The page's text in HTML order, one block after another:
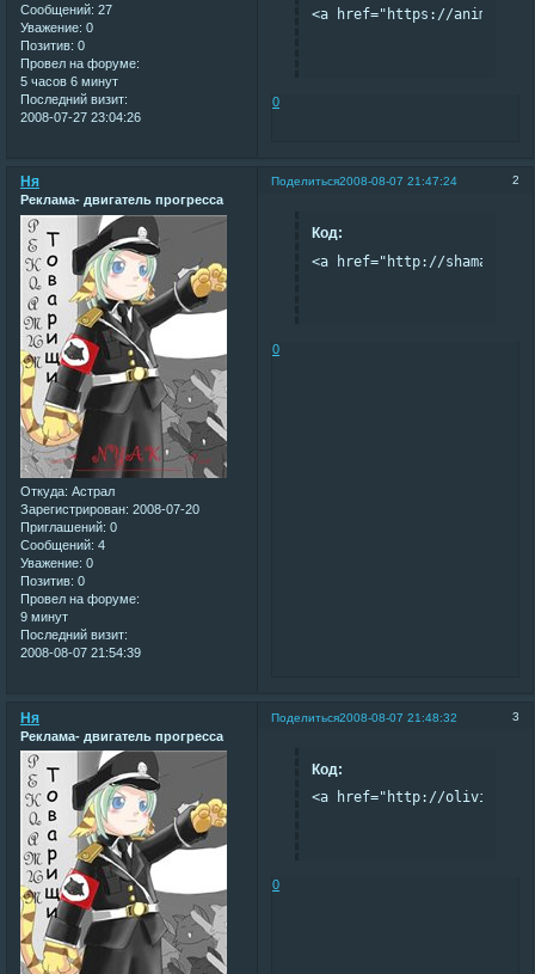
Сообщений: 27
Уважение: 0
Позитив: 0
Провел на форуме:
5 часов 6 минут
Последний визит:
2008-07-27 23:04:26
<a href="https://
0
Поделиться 2
2008-08-07 21:47:24
Ня
Реклама- двигатель прогресса
Откуда: Астрал
Зарегистрирован: 2008-07-20
Приглашений: 0
Сообщений: 4
Уважение: 0
Позитив: 0
Провел на форуме:
9 минут
Последний визит:
2008-08-07 21:54:39
Код:
<a href="http://
0
Поделиться 3
2008-08-07 21:48:32
Ня
Реклама- двигатель прогресса
Код:
<a href="http://
0